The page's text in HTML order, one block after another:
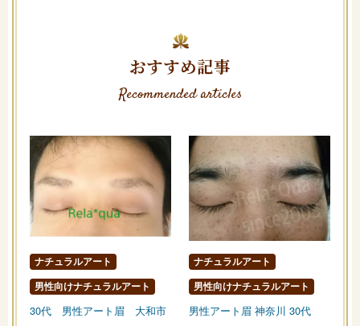
おすすめ記事
Recommended articles
ナチュラルアート
男性向けナチュラルアート
30代 男性アート眉 大和市
ナチュラルアート
男性向けナチュラルアート
男性アート眉 神奈川 30代